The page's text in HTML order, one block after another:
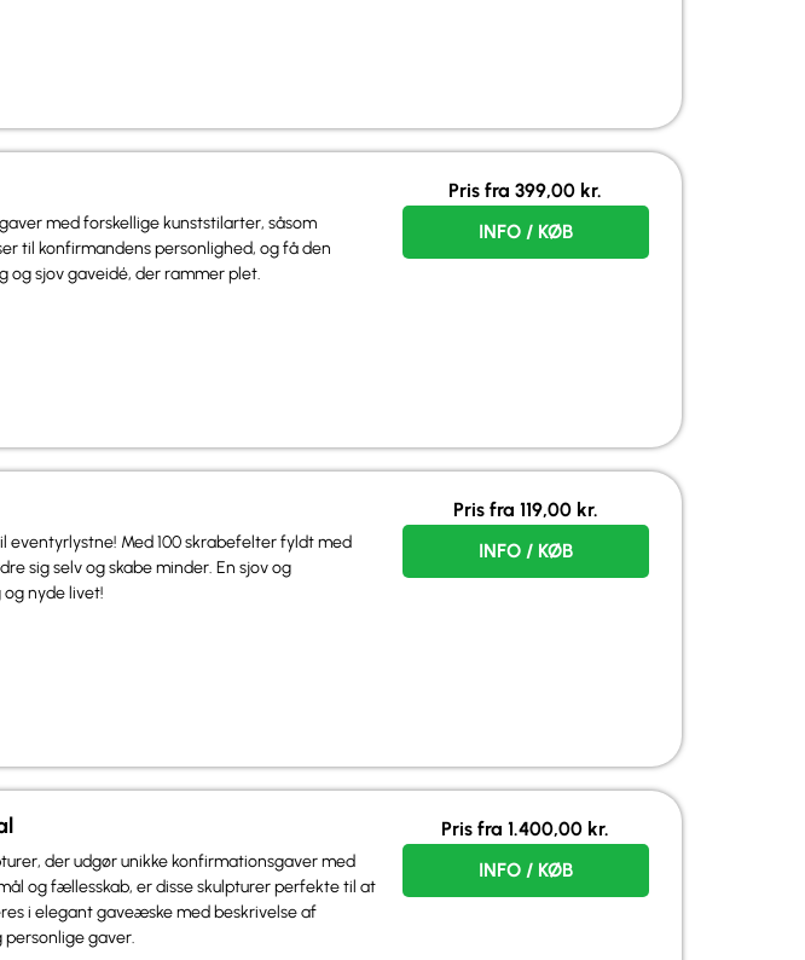
med forskellige kunststilarter, såsom
til konfirmandens personlighed, og få den
sjov gaveidé, der rammer plet.
Pris fra399,00 kr.
INFO / KØB
eventyrlystne! Med 100 skrabefelter fyldt med
sig selv og skabe minder. En sjov og
nyde livet!
Pris fra 119,00 kr.
INFO / KØB
der udgør unikke konfirmationsgaver med
og fællesskab, er disse skulpturer perfekte til at
i elegant gaveæske med beskrivelse af
gaver.
Pris fra1.400,00 kr.
INFO / KØB